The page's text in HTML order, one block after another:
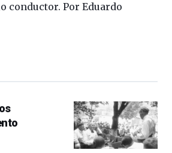
conductor. Por Eduardo